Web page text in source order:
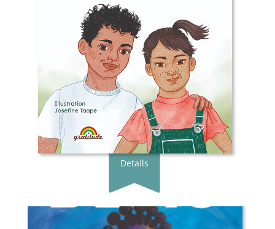
Illustrator*in:Josefi ne Taape
Gratitude Verlag
Bilderbuch
Gebunden
Seiten:
ISBN:978-3-98920-022-7
Preis:18.00 €
Erscheingsdatum:
11.02.26
Details